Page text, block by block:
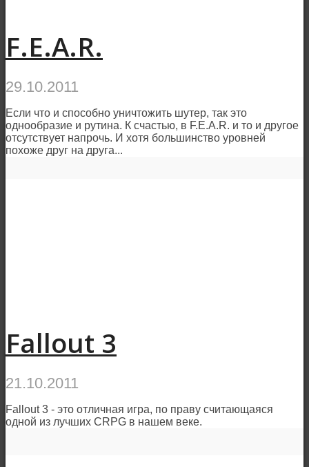
F.E.A.R.
29.10.2011
Если что и способно уничтожить шутер, так это
однообразие и рутина. К счастью, в F.E.A.R. и то и другое
отсутствует напрочь. И хотя большинство уровней
похоже друг на друга...
Fallout 3
21.10.2011
Fallout 3 - это отличная игра, по праву считающаяся
одной из лучших CRPG в нашем веке.